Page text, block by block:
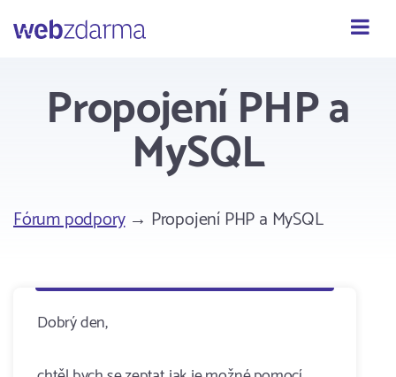
Webzdarma
Propojení PHP a
MySQL
Fórum podpory→ Propojení PHP a MySQL
Dobrý den,